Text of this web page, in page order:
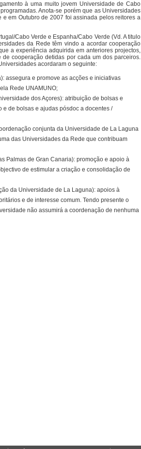
à uma muito jovem Universidade de Cabo
Anota-se porém que as Universidades
em Outubro de 2007 foi assinada pelos reitores a
Cabo Verde e Espanha/Cabo Verde (Vd. A titulo
da Rede têm vindo a acordar cooperação
a experiência adquirida em anteriores projectos,
cooperação detidas por cada um dos parceiros.
acordaram o seguinte:
assegura e promove as acções e iniciativas
Rede UNAMUNO;
dos Açores): atribuição de bolsas e
e de bolsas e ajudas pósdoc a docentes /
conjunta da Universidade de La Laguna
das Universidades da Rede que contribuam
Palmas de Gran Canaria): promoção e apoio à
de estimular a criação e consolidação de
da Universidade de La Laguna): apoios à
e de interesse comum. Tendo presente o
não assumirá a coordenação de nenhuma